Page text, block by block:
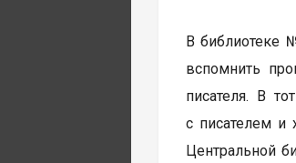
В библиотеке
вспомнить
писателя. В
с писателем и
Центральной